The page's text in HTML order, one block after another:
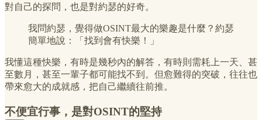
對自己的探問，也是對約瑟的好奇。
我問約瑟，覺得做OSINT最大的樂趣是什麼？約瑟
簡單地說：「找到會有快樂！」
我懂這種快樂，有時是幾秒內的解答，有時則需耗上一天、甚
至數月，甚至一輩子都可能找不到。但愈難得的突破，往往也
帶來愈大的成就感，把自己繼續往前推。
不便宜行事，是對OSINT的堅持